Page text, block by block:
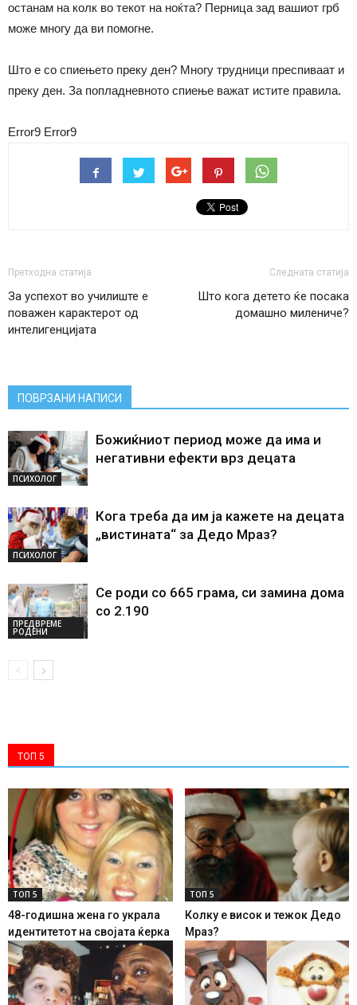
останам на колк во текот на ноќта? Перница зад вашиот грб
може многу да ви помогне.
Што е со спиењето преку ден? Многу трудници преспиваат и
преку ден. За попладневното спиење важат истите правила.
Error9 Error9
Претходна статија
За успехот во училиште е
поважен карактерот од
интелигенцијата
Следната статија
Што кога детето ќе посака
домашно милениче?
ПОВРЗАНИ НАПИСИ
ПСИХОЛОГ
Божиќниот период може да има и
негативни ефекти врз децата
ПСИХОЛОГ
Кога треба да им ја кажете на децата
„вистината“ за Дедо Мраз?
ПРЕДВРЕМЕ
РОДЕНИ
Се роди со 665 грама, си замина дома
со 2.190
ТОП 5
ТОП 5
48-годишна жена го украла
идентитетот на својата ќерка
ТОП 5
Колку е висок и тежок Дедо
Мраз?